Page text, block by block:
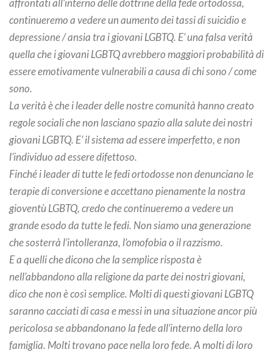
affrontati all’interno delle dottrine della fede ortodossa,
continueremo a vedere un aumento dei tassi di suicidio e
depressione / ansia tra i giovani LGBTQ. E’ una falsa verità
quella che i giovani LGBTQ avrebbero maggiori probabilità di
essere emotivamente vulnerabili a causa di chi sono / come
sono.
La verità è che i leader delle nostre comunità hanno creato
regole sociali che non lasciano spazio alla salute dei nostri
giovani LGBTQ. E’ il sistema ad essere imperfetto, e non
l’individuo ad essere difettoso.
Finché i leader di tutte le fedi ortodosse non denunciano le
terapie di conversione e accettano pienamente la nostra
gioventù LGBTQ, credo che continueremo a vedere un
grande esodo da tutte le fedi. Non siamo una generazione
che sosterrà l’intolleranza, l’omofobia o il razzismo.
E a quelli che dicono che la semplice risposta è
nell’abbandono alla religione da parte dei nostri giovani,
dico che non è così semplice. Molti di questi giovani LGBTQ
saranno cacciati di casa e messi in una situazione ancor più
pericolosa se abbandonano la fede all’interno della loro
famiglia. Molti trovano pace nella loro fede. A molti di loro